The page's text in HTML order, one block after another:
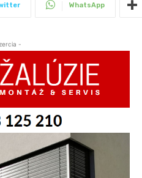
WhatsApp
-